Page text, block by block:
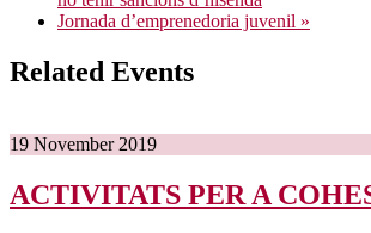
Jornada d’emprenedoria juvenil »
Related Events
19 November 2019
ACTIVITATS PER A